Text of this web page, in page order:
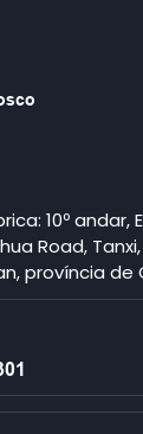
10º andar,
Road,
província de